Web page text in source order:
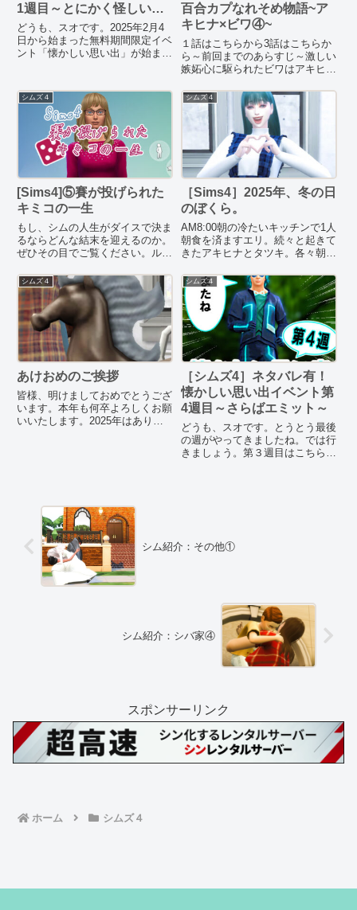
1週目～とにかく怪しい青
い男～
どうも、スオです。2025年2月4
日から始まった無料期間限定イベ
ント「懐かしい思い出」が始まり
イテムらしいので、レトロ好きの
私にとって少し興味のあるイベン
トです。てなわけでやって...
百合カプなれそめ物語~ア
キヒナ×ビワ④~
１話はこちらから3話はこちらか
ら～前回までのあらすじ～激しい
嫉妬心に駆られたビワはアキヒナ
警戒を促す。だが友達の悪口を言
われたアキヒナは気分を害し、ビ
ワの言動を強く非難してしまう。
結局、２人は口論したまま別れ
シムズ４
[Sims4]⑤賽が投げられた
キミコの一生
もし、シムの人生がダイスで決ま
るならどんな結末を迎えるのか。
ぜひその目でご覧ください。ルー
などの日常生活は自律に任せる。
ダイスを振って行動指針を決める
加齢オン自律恋愛オンゴール以下
のいずれかを達成したら...
シムズ４
［Sims4］2025年、冬の日
のぼくら。
AM8:00朝の冷たいキッチンで1人
朝食を済ますエリ。続々と起きて
きたアキヒナとタツキ。各々朝食
リとタツキ。今日は雪が降り、一
段と寒い。エリは仕事のため出
勤。凍死しないようにいってらっ
しゃい。スバル、下着姿で寒...
シムズ４
あけおめのご挨拶
皆様、明けましておめでとうござ
います。本年も何卒よろしくお願
いいたします。2025年はありが
シムズ４
［シムズ4］ネタバレ有！
懐かしい思い出イベント第
4週目～さらばエミット～
どうも、スオです。とうとう最後
の週がやってきましたね。では行
きましょう。第３週目はこちらか
シム紹介：その他①
シム紹介：シバ家④
スポンサーリンク
ホーム シムズ４